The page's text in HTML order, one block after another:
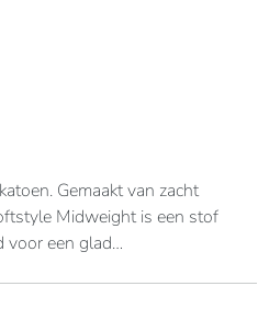
Gemaakt van zacht
Midweight is een stof
voor een glad